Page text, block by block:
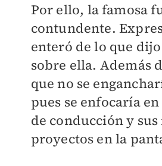
Por ello, la famosa
contundente.
enteró de lo que
sobre ella. Además
que no se
pues se enfocaría
de conducción y
proyectos en la